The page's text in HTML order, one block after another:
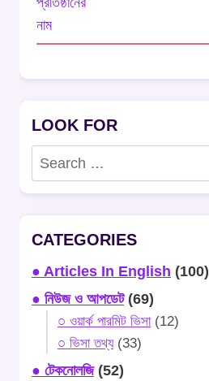
LOOK FOR
Search
for:
CATEGORIES
● Articles In English (100)
● নিউজ ও আপডেট(69)
○ ওয়ার্ক পারমিট ভিসা(12)
○ ভিসা তথ্য(33)
● টেকনোলজি(52)